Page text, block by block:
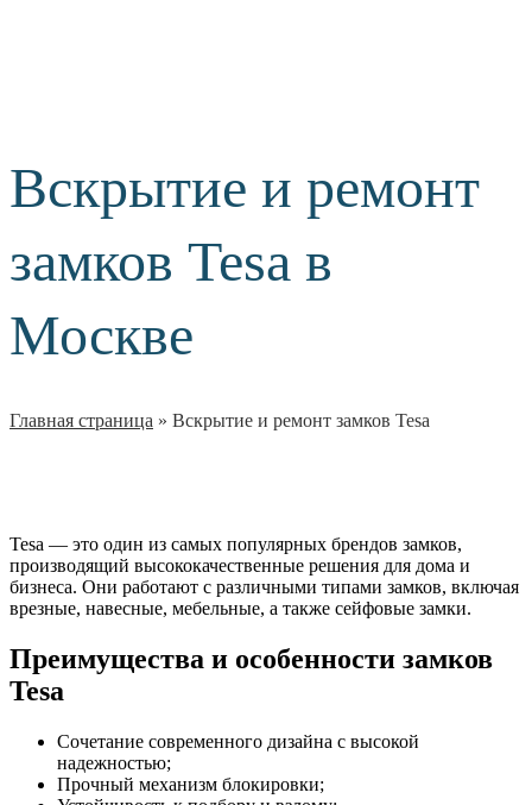
Вскрытие и ремонт
замков Tesa в
Москве
Главная страница » Вскрытие и ремонт замков Tesa
Tesa — это один из самых популярных брендов замков,
производящий высококачественные решения для дома и
бизнеса. Они работают с различными типами замков, включая
врезные, навесные, мебельные, а также сейфовые замки.
Преимущества и особенности замков
Tesa
Сочетание современного дизайна с высокой
надежностью;
Прочный механизм блокировки;